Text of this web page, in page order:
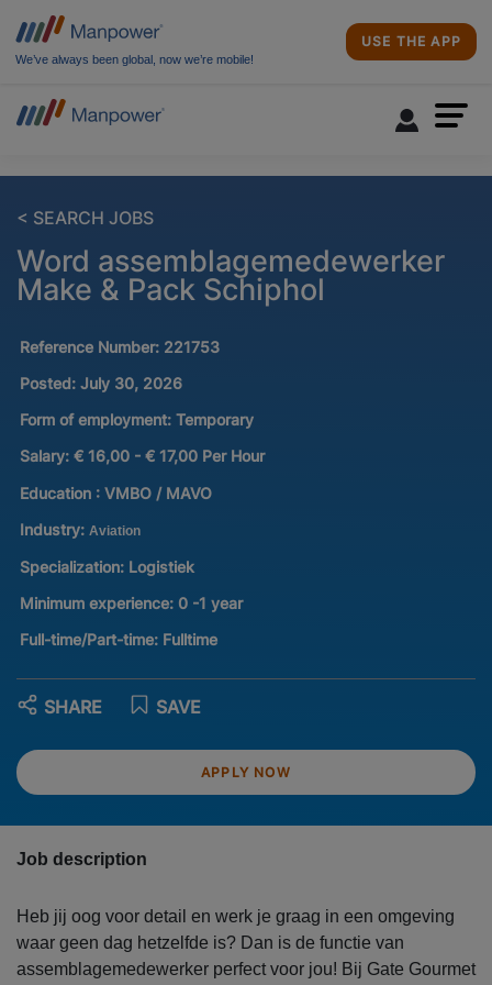
We’ve always been global, now we’re mobile!
USE THE APP
< SEARCH JOBS
Word assemblagemedewerker
Make & Pack Schiphol
Reference Number: 221753
Posted: July 30, 2026
Form of employment: Temporary
Salary: € 16,00 - € 17,00 Per Hour
Education : VMBO / MAVO
Industry: Aviation
Specialization: Logistiek
Minimum experience: 0 -1 year
Full-time/Part-time: Fulltime
APPLY NOW
SAVE
SHARE
Job description
Heb jij oog voor detail en werk je graag in een omgeving
waar geen dag hetzelfde is? Dan is de functie van
assemblagemedewerker perfect voor jou! Bij Gate Gourmet